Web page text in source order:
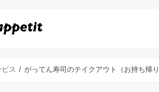
ス がってん寿司のテイクアウト（お持ち帰